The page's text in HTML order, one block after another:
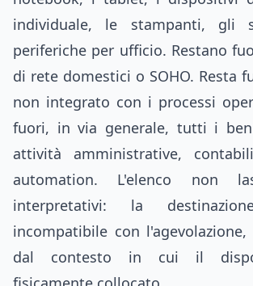
individuale, le stampanti, gli
periferiche per ufficio. Restano
di rete domestici o SOHO. Resta
non integrato con i processi
fuori, in via generale, tutti i
attività amministrative,
automation. L'elenco non
interpretativi: la
incompatibile con
dal contesto in cui il